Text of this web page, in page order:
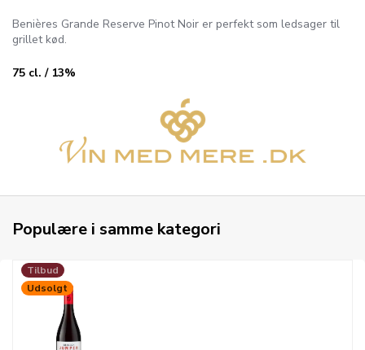
Benières Grande Reserve Pinot Noir er perfekt som ledsager til
grillet kød.
75 cl. / 13%
Populære i samme kategori
Tilbud
Udsolgt